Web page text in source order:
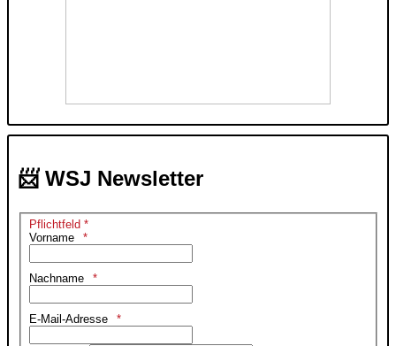
📨 WSJ Newsletter
Pflichtfeld *
Vorname
Nachname
E-Mail-Adresse